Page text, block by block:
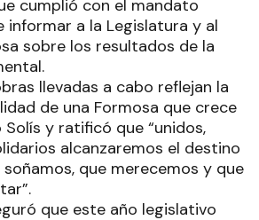
cumplió con el mandato
a la Legislatura y al
sobre los resultados de la
llevadas a cabo reflejan la
de una Formosa que crece
Solís y ratificó que “unidos,
alcanzaremos el destino
que merecemos y que
que este año legislativo